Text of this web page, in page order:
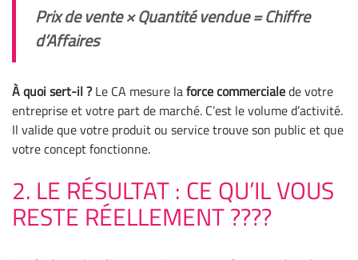
Prix de vente × Quantité vendue = Chiffre
d’Affaires
À quoi sert-il ?Le CA mesure laforce commercialede votre
entreprise et votre part de marché. C’est le volume d’activité.
Il valide que votre produit ou service trouve son public et que
votre concept fonctionne.
2. LE RÉSULTAT : CE QU’IL VOUS
RESTE RÉELLEMENT ????